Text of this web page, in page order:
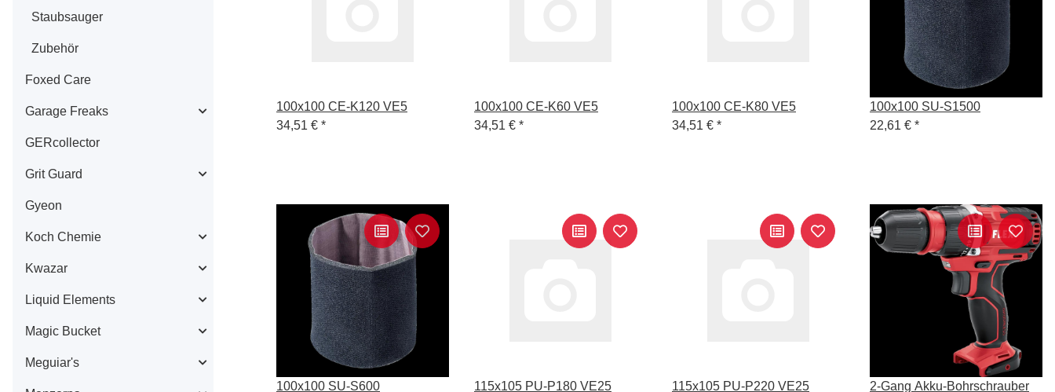
100x100 CE-K120 VE5
34,51 € *
100x100 CE-K60 VE5
34,51 € *
100x100 CE-K80 VE5
34,51 € *
100x100 SU-S1500
22,61 € *
100x100 SU-S600
115x105 PU-P180 VE25
115x105 PU-P220 VE25
2-Gang Akku-Bohrschrauber
Staubsauger
Zubehör
Foxed Care
Garage Freaks
GERcollector
Grit Guard
Gyeon
Koch Chemie
Kwazar
Liquid Elements
Magic Bucket
Meguiar's